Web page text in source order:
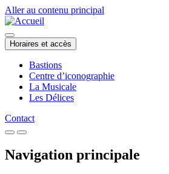
Aller au contenu principal
Horaires et accès
Bastions
Centre d’iconographie
La Musicale
Les Délices
Contact
Navigation principale